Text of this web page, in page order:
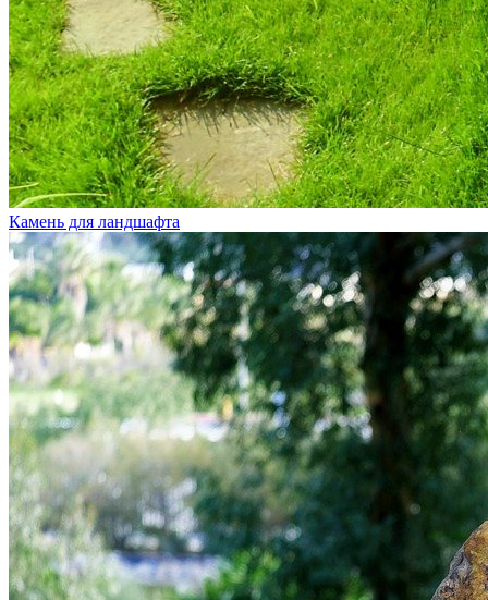
Камень для ландшафта